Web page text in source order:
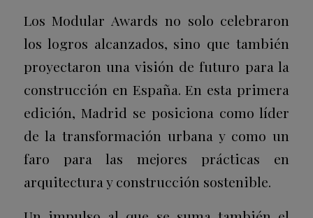
Los Modular Awards no solo celebraron
los logros alcanzados, sino que también
proyectaron una visión de futuro para la
construcción en España. En esta primera
edición, Madrid se posiciona como líder
de la transformación urbana y como un
faro para las mejores prácticas en
arquitectura y construcción sostenible.